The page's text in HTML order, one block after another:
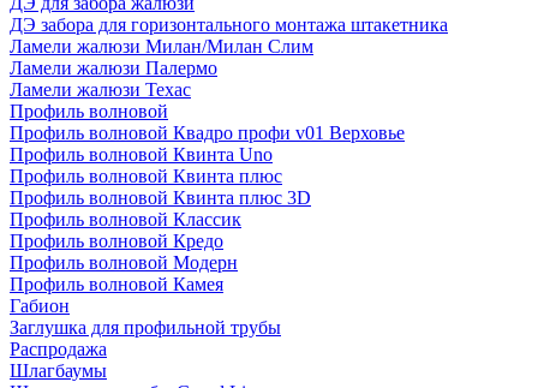
ДЭ забора для горизонтального монтажа штакетника
Ламели жалюзи Милан/Милан Слим
Ламели жалюзи Палермо
Ламели жалюзи Техас
Профиль волновой
Профиль волновой Квадро профи v01 Верховье
Профиль волновой Квинта Uno
Профиль волновой Квинта плюс
Профиль волновой Квинта плюс 3D
Профиль волновой Классик
Профиль волновой Кредо
Профиль волновой Модерн
Профиль волновой Камея
Габион
Заглушка для профильной трубы
Распродажа
Шлагбаумы